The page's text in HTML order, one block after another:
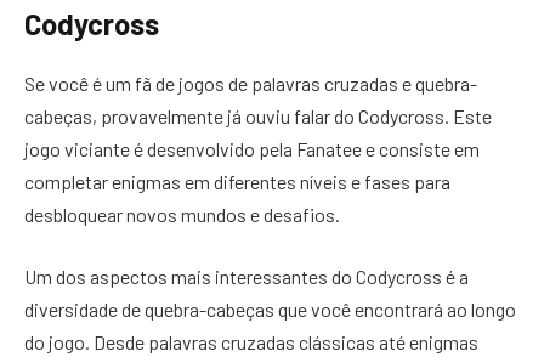
Codycross
Se você é um fã de jogos de palavras cruzadas e quebra-
cabeças, provavelmente já ouviu falar do Codycross. Este
jogo viciante é desenvolvido pela Fanatee e consiste em
completar enigmas em diferentes níveis e fases para
desbloquear novos mundos e desafios.
Um dos aspectos mais interessantes do Codycross é a
diversidade de quebra-cabeças que você encontrará ao longo
do jogo. Desde palavras cruzadas clássicas até enigmas